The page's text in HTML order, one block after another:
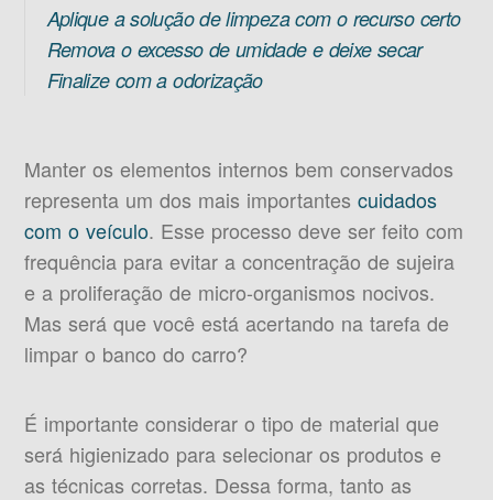
Aplique a solução de limpeza com o recurso certo
Remova o excesso de umidade e deixe secar
Finalize com a odorização
Manter os elementos internos bem conservados
representa um dos mais importantescuidados
com o veículo. Esse processo deve ser feito com
frequência para evitar a concentração de sujeira
e a proliferação de micro-organismos nocivos.
Mas será que você está acertando na tarefa de
limpar o banco do carro?
É importante considerar o tipo de material que
será higienizado para selecionar os produtos e
as técnicas corretas. Dessa forma, tanto as